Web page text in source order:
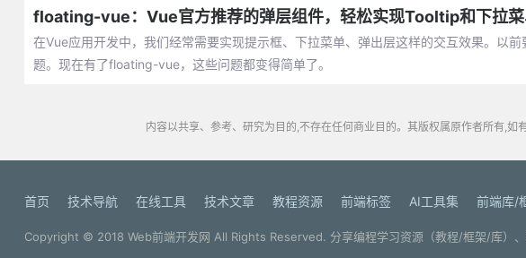
floating-vue：Vue官方推荐的弹层组件，轻松实现Tooltip和下拉
在Vue应用开发中，我们经常需要实现提示框、下拉菜单、弹出层这样的交互效果。以
题。现在有了floating-vue，这些问题都变得简单了。
内容以共享、参考、研究为目的,不存在任何商业目的。其版权属原作者所有,
首页 技术导航 在线工具 技术文章 教程资源 前端标签 AI工具集 前端库/
Copyright © 2018 Web前端开发网 All Rights Reserved. 分享编程学习资源（教程/框架/库）